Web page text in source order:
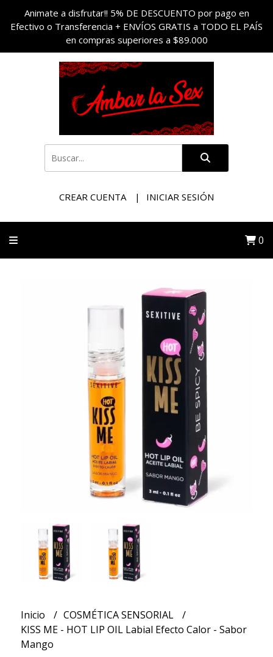
Animate a disfrutar!! 5% DE DESCUENTO por pago en
Efectivo o Transferencia + ENVÍOS GRATIS a TODO EL PAÍS
en compras superiores a $89.000
CREAR CUENTA INICIAR SESIÓN
0
Inicio
COSMÉTICA SENSORIAL
KISS ME - HOT LIP OIL Labial Efecto Calor - Sabor
Mango